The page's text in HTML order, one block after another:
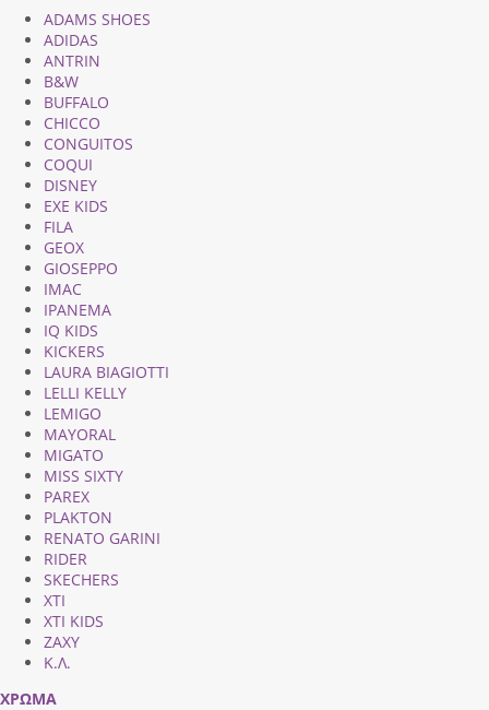
ADAMS SHOES
ADIDAS
ANTRIN
B&W
BUFFALO
CHICCO
CONGUITOS
COQUI
DISNEY
EXE KIDS
FILA
GEOX
GIOSEPPO
IMAC
IPANEMA
IQ KIDS
KICKERS
LAURA BIAGIOTTI
LELLI KELLY
LEMIGO
MAYORAL
MIGATO
MISS SIXTY
PAREX
PLAKTON
RENATO GARINI
RIDER
SKECHERS
XTI
XTI KIDS
ZAXY
Κ.Λ.
ΧΡΩΜΑ